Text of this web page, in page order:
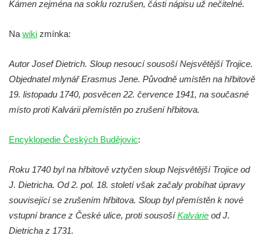
Ředhošti
Sloup svatého Václava u hřbitova v
Postoloprtech
Sloup Panny Marie na jižním okraji Mařenic
Sloup s kaplicí (boží muka) v Jablonném v
dvora
Teplicích
Sloup Nejsvětější Trojice se svatým
Františkem Xaverským v zámeckém parku v
Duchcově
Kámen zejména na soklu rozrušen, části nápisu už nečitelné.
Na wiki zmínka:
Autor Josef Dietrich. Sloup nesoucí sousoší Nejsvětější Trojice.
Objednatel mlynář Erasmus Jene. Původně umístěn na hřbitově
19. listopadu 1740, posvěcen 22. července 1941, na současné
místo proti Kalvárii přemístěn po zrušení hřbitova.
Encyklopedie Českých Budějovic:
Roku 1740 byl na hřbitově vztyčen sloup Nejsvětější Trojice od
J. Dietricha. Od 2. pol. 18. století však začaly probíhat úpravy
související se zrušením hřbitova. Sloup byl přemístěn k nové
vstupní brance z České ulice, proti sousošíKalvárie od J.
Dietricha z 1731.